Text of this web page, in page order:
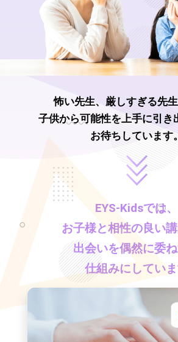
怖い先生、厳しすぎる先生
子供から可能性を上手に引き
お待ちしています
EYS-Kidsでは、
お子様と相性の良い
出会いを偶然に委ね
仕組みにしてい